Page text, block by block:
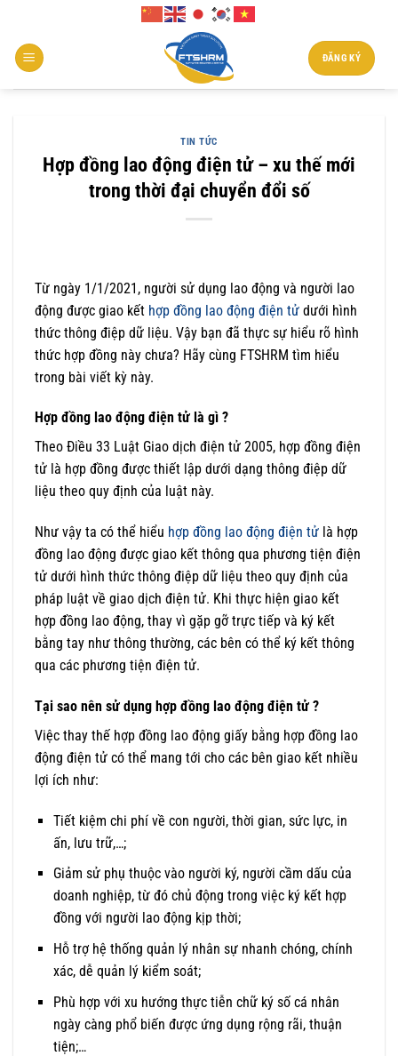
nội
dung
ĐĂNG KÝ
TIN TỨC
Hợp đồng lao động điện tử – xu thế mới
trong thời đại chuyển đổi số
Từ ngày 1/1/2021, người sử dụng lao động và người lao
động được giao kết hợp đồng lao động điện tử dưới hình
thức thông điệp dữ liệu. Vậy bạn đã thực sự hiểu rõ hình
thức hợp đồng này chưa? Hãy cùng FTSHRM tìm hiểu
trong bài viết kỳ này.
Hợp đồng lao động điện tử là gì ?
Theo Điều 33 Luật Giao dịch điện tử 2005, hợp đồng điện
tử là hợp đồng được thiết lập dưới dạng thông điệp dữ
liệu theo quy định của luật này.
Như vậy ta có thể hiểu hợp đồng lao động điện tử là hợp
đồng lao động được giao kết thông qua phương tiện điện
tử dưới hình thức thông điệp dữ liệu theo quy định của
pháp luật về giao dịch điện tử. Khi thực hiện giao kết
hợp đồng lao động, thay vì gặp gỡ trực tiếp và ký kết
bằng tay như thông thường, các bên có thể ký kết thông
qua các phương tiện điện tử.
Tại sao nên sử dụng hợp đồng lao động điện tử ?
Việc thay thế hợp đồng lao động giấy bằng hợp đồng lao
động điện tử có thể mang tới cho các bên giao kết nhiều
lợi ích như:
Tiết kiệm chi phí về con người, thời gian, sức lực, in
ấn, lưu trữ,…;
Giảm sử phụ thuộc vào người ký, người cầm dấu của
doanh nghiệp, từ đó chủ động trong việc ký kết hợp
đồng với người lao động kịp thời;
Hỗ trợ hệ thống quản lý nhân sự nhanh chóng, chính
xác, dễ quản lý kiểm soát;
Phù hợp với xu hướng thực tiễn chữ ký số cá nhân
ngày càng phổ biến được ứng dụng rộng rãi, thuận
tiện;…